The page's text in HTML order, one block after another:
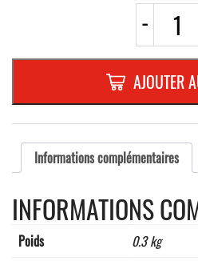
- quantité
NUMERO
EN
ALU-
RELIEF
110
"2"
AJOUTER
Informations complémentaires
INFORMATIONS
Poids 0.3 kg